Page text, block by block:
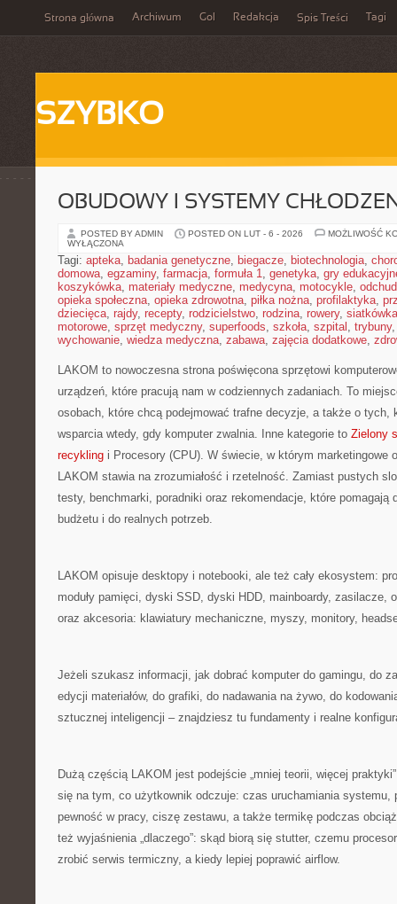
Strona główna Archiwum Gol Redakcja Spis Treści Tagi
SZYBKO
OBUDOWY I SYSTEMY
POSTED BY ADMIN POSTED ON LUT - 6 - 2026
MOŻLIWOŚĆ
WYŁĄCZONA
Tagi: apteka, badania genetyczne, biegacze, biotechnologia,
domowa, egzaminy, farmacja, formuła 1, genetyka, gry
koszykówka, materiały medyczne, medycyna, motocykle,
opieka społeczna, opieka zdrowotna, piłka nożna, profilaktyka,
dziecięca, rajdy, recepty, rodzicielstwo, rodzina, rowery, siatkówka
motorowe, sprzęt medyczny, superfoods, szkoła, szpital , trybuny
wychowanie, wiedza medyczna, zabawa, zajęcia dodatkowe,
LAKOM to nowoczesna strona poświęcona sprzętowi
urządzeń, które pracują nam w codziennych zadaniach. To
osobach, które chcą podejmować trafne decyzje, a także o tych,
wsparcia wtedy, gdy komputer zwalnia. Inne kategorie to Zielony
recykling i Procesory (CPU). W świecie, w którym marketingowe
LAKOM stawia na zrozumiałość i rzetelność. Zamiast pustych
testy, benchmarki, poradniki oraz rekomendacje, które pomagają
budżetu i do realnych potrzeb.
LAKOM opisuje desktopy i notebooki, ale też cały ekosystem:
moduły pamięci, dyski SSD, dyski HDD, mainboardy, zasilacze,
oraz akcesoria: klawiatury mechaniczne, myszy, monitory,
Jeżeli szukasz informacji, jak dobrać komputer do gamingu, do
edycji materiałów, do grafiki, do nadawania na żywo, do
sztucznej inteligencji – znajdziesz tu fundamenty i realne
Dużą częścią LAKOM jest podejście „mniej teorii, więcej
się na tym, co użytkownik odczuje: czas uruchamiania systemu,
pewność w pracy, ciszę zestawu, a także termikę podczas
też wyjaśnienia „dlaczego”: skąd biorą się stutter, czemu
zrobić serwis termiczny, a kiedy lepiej poprawić airflow.